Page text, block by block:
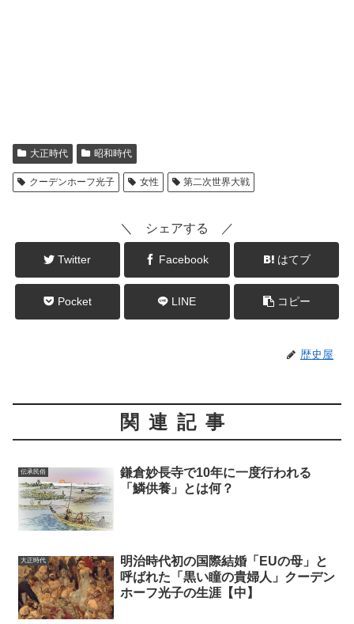
大正時代 昭和時代
クーデンホーフ光子 女性 第二次世界大戦
＼ シェアする ／
Twitter Facebook はてブ
Pocket LINE コピー
歴史屋
関連記事
伝承民俗
鎌倉妙長寺で10年に一度行われる
「鱗供養」とは何？
大正時代
明治時代初の国際結婚「EUの母」と
呼ばれた「黒い瞳の貴婦人」クーデン
ホーフ光子の生涯【中】